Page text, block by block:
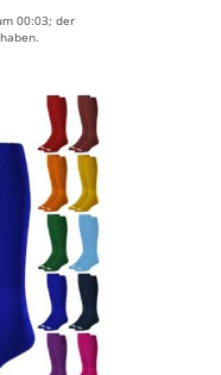
00:03; der